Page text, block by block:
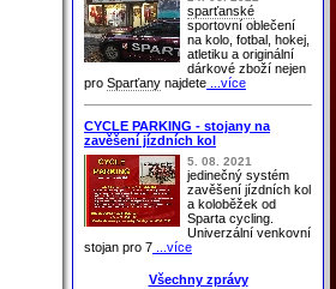
sparťanské
sportovní oblečení
na kolo, fotbal, hokej,
atletiku a originální
dárkové zboží nejen
pro Sparťany najdete ...více
CYCLE PARKING - stojany na
zavěšení jízdních kol
5. 08. 2021
jedinečný systém
zavěšení jízdních kol
a koloběžek od
Sparta cycling.
Univerzální venkovní
stojan pro 7 ...více
Všechny zprávy